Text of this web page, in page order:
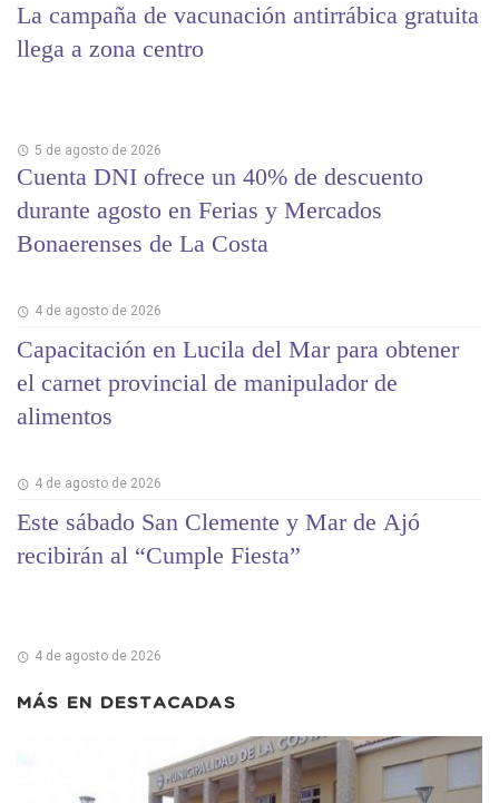
La campaña de vacunación antirrábica gratuita
llega a zona centro
5 de agosto de 2026
Cuenta DNI ofrece un 40% de descuento
durante agosto en Ferias y Mercados
Bonaerenses de La Costa
4 de agosto de 2026
Capacitación en Lucila del Mar para obtener
el carnet provincial de manipulador de
alimentos
4 de agosto de 2026
Este sábado San Clemente y Mar de Ajó
recibirán al “Cumple Fiesta”
4 de agosto de 2026
MÁS EN DESTACADAS